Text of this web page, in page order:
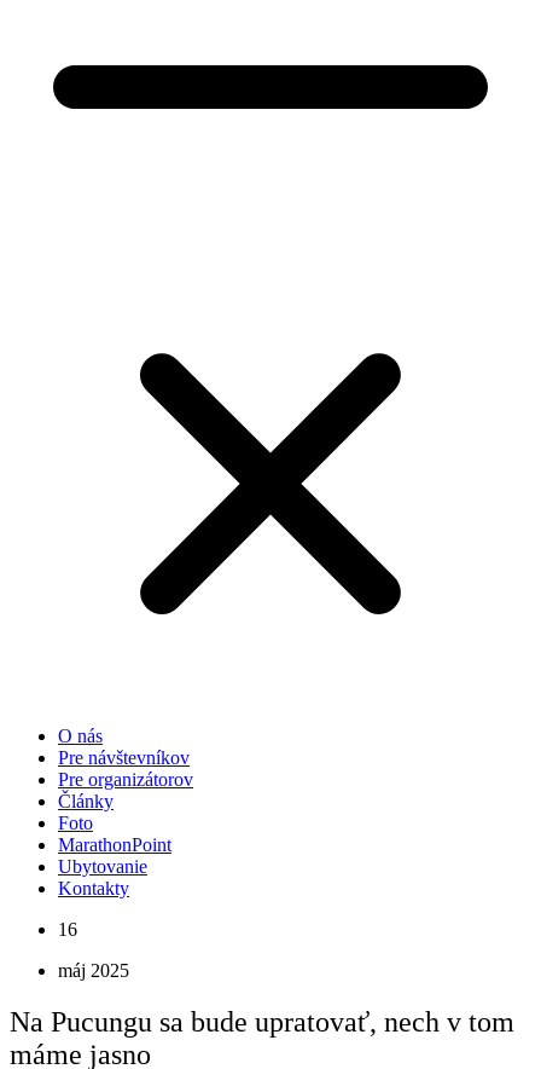
O nás
Pre návštevníkov
Pre organizátorov
Články
Foto
MarathonPoint
Ubytovanie
Kontakty
16
máj 2025
Na Pucungu sa bude upratovať, nech v tom
máme jasno